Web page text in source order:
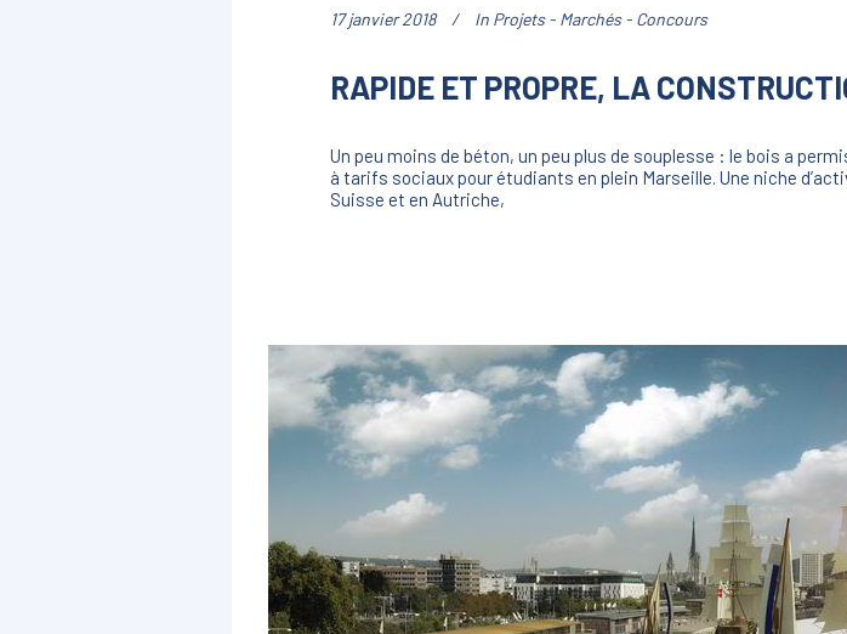
17 janvier 2018 In Projets - Marchés - Concours
RAPIDE ET PROPRE, LA
Un peu moins de béton, un peu plus de souplesse : le bois a
à tarifs sociaux pour étudiants en plein Marseille. Une niche
Suisse et en Autriche,